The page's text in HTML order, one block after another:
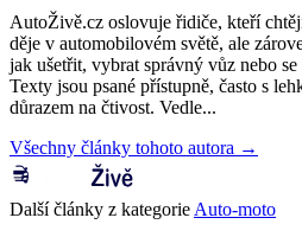
AutoŽivě.cz oslovuje řidiče, kteří
děje v automobilovém světě, ale
jak ušetřit, vybrat správný vůz nebo
Texty jsou psané přístupně, často s
důrazem na čtivost. Vedle...
Všechny články tohoto autora →
Další články z kategorie Auto-moto